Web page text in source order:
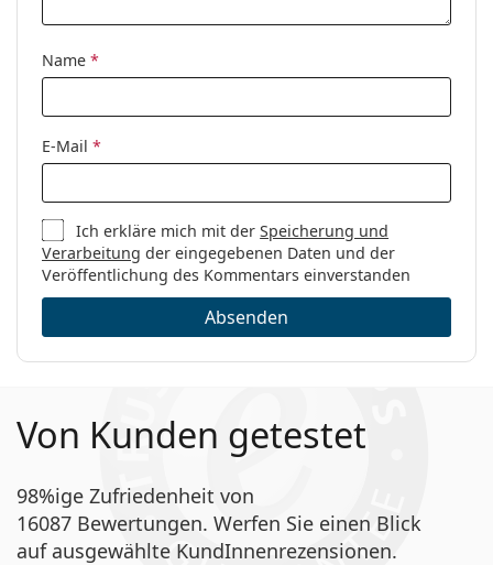
Name *
E-Mail *
Ich erkläre mich mit derSpeicherung und
Verarbeitung der eingegebenen Daten und der
Veröffentlichung des Kommentars einverstanden
Absenden
Von Kunden getestet
98%ige Zufriedenheit von
16087 Bewertungen. Werfen Sie einen Blick
auf ausgewählte KundInnenrezensionen.